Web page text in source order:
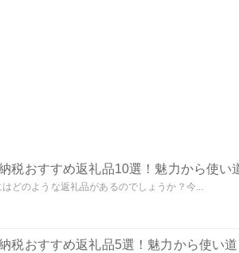
税おすすめ返礼品10選！魅力から使い
どのような返礼品があるのでしょうか？今...
税おすすめ返礼品5選！魅力から使い道